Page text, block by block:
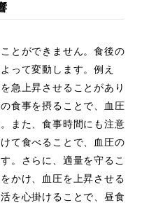
とができません。食後の
って変動します。例え
急上昇させることがあり
食事を摂ることで、血圧
また、食事時間にも注意
て食べることで、血圧の
。さらに、適量を守るこ
かけ、血圧を上昇させる
を心掛けることで、昼食